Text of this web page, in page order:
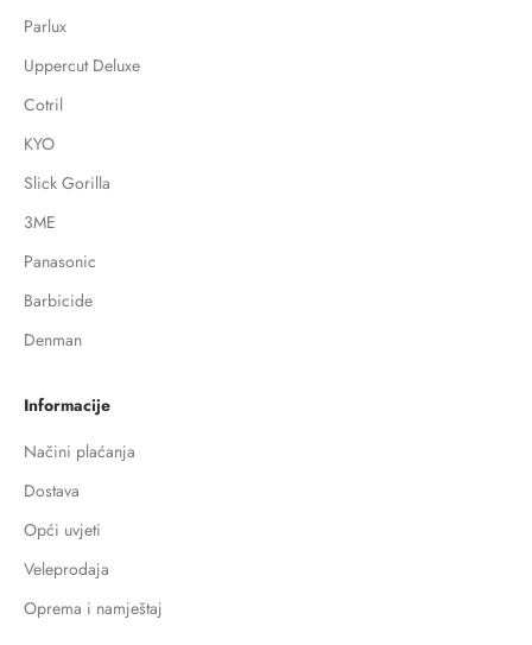
Parlux
Uppercut Deluxe
Cotril
KYO
Slick Gorilla
3ME
Panasonic
Barbicide
Denman
Informacije
Načini plaćanja
Dostava
Opći uvjeti
Veleprodaja
Oprema i namještaj